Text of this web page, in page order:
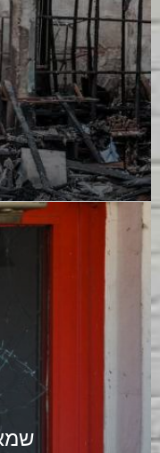
במשרד עז-
מוסמכים,
לקבלת
חברות
נזקי